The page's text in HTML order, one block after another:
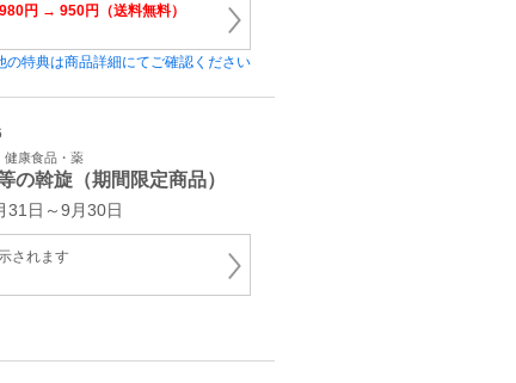
円 → 950円（送料無料）
の特典は商品詳細にてご確認ください
健康食品・薬
の斡旋（期間限定商品）
31日～9月30日
されます